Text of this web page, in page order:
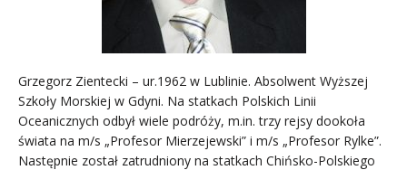
Grzegorz Zientecki – ur.1962 w Lublinie. Absolwent Wyższej
Szkoły Morskiej w Gdyni. Na statkach Polskich Linii
Oceanicznych odbył wiele podróży, m.in. trzy rejsy dookoła
świata na m/s „Profesor Mierzejewski” i m/s „Profesor Rylke”.
Następnie został zatrudniony na statkach Chińsko-Polskiego